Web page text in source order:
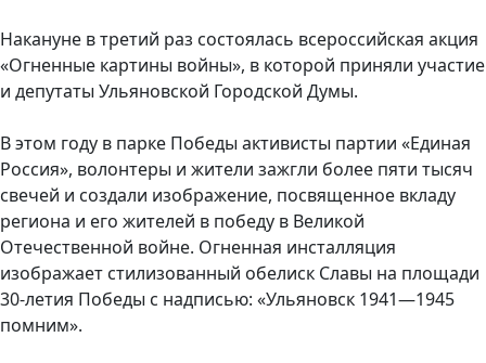
Накануне в третий раз состоялась всероссийская акция
«Огненные картины войны», в которой приняли участие
и депутаты Ульяновской Городской Думы.
В этом году в парке Победы активисты партии «Единая
Россия», волонтеры и жители зажгли более пяти тысяч
свечей и создали изображение, посвященное вкладу
региона и его жителей в победу в Великой
Отечественной войне. Огненная инсталляция
изображает стилизованный обелиск Славы на площади
30-летия Победы с надписью: «Ульяновск 1941—1945
помним».